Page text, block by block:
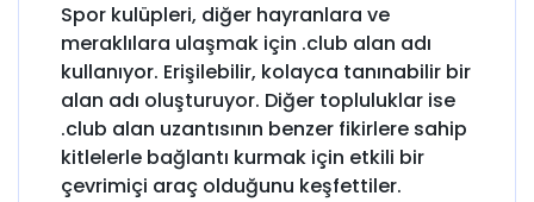
Spor kulüpleri, diğer hayranlara ve
meraklılara ulaşmak için .club alan adı
kullanıyor. Erişilebilir, kolayca tanınabilir bir
alan adı oluşturuyor. Diğer topluluklar ise
.club alan uzantısının benzer fikirlere sahip
kitlelerle bağlantı kurmak için etkili bir
çevrimiçi araç olduğunu keşfettiler.